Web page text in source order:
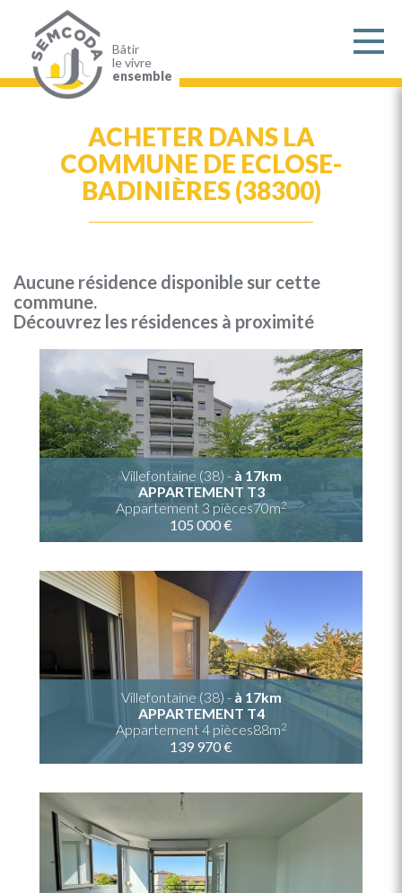
contenu
principal
Bâtir
le vivre
ensemble
ACHETER DANS LA
COMMUNE DE ECLOSE-
BADINIÈRES (38300)
Aucune résidence disponible sur cette
commune.
Découvrez les résidences à proximité
Villefontaine (38) - à 17km
APPARTEMENT T3
Appartement 3 pièces70m2
105 000 €
Villefontaine (38) - à 17km
APPARTEMENT T4
Appartement 4 pièces88m2
139 970 €